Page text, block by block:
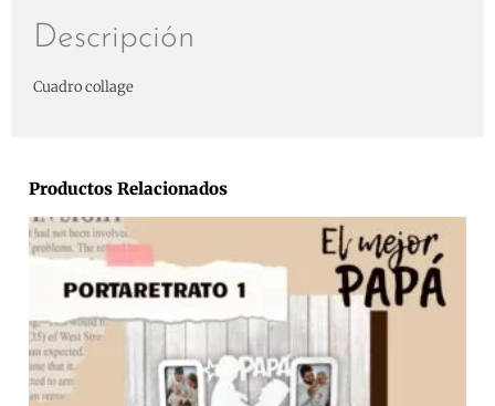
Descripción
Cuadro collage
Productos Relacionados